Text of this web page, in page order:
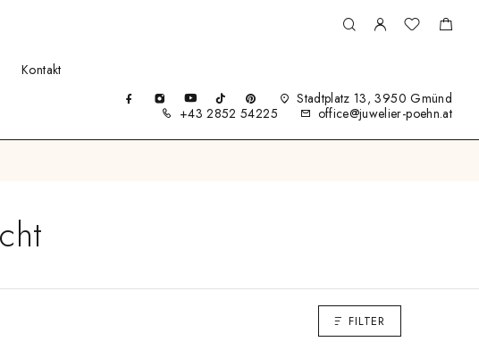
Kontakt
Stadtplatz 13, 3950 Gmünd
+43 2852 54225
office@juwelier-poehn.at
FILTER